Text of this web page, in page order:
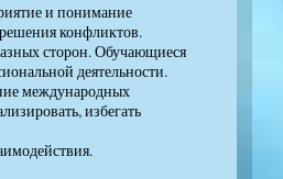
и понимание
конфликтов.
сторон. Обучающиеся
деятельности.
международных
избегать